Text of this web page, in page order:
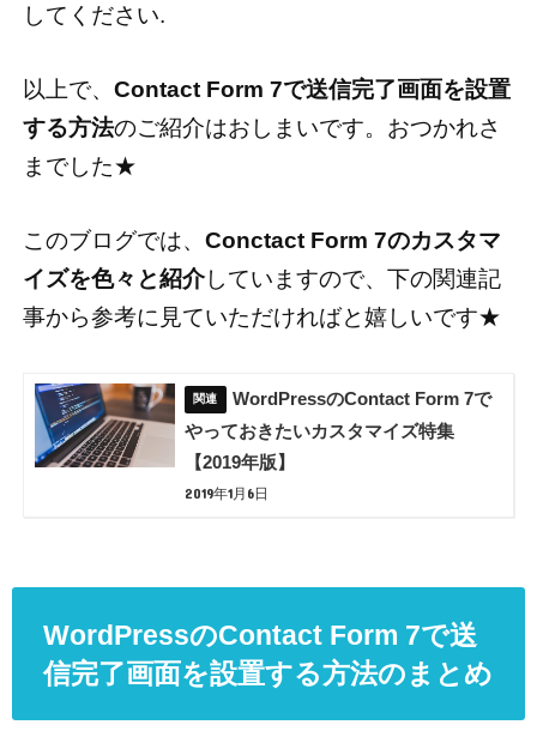
してください.
以上で、 Contact Form 7で送信完了画面を設置
する方法のご紹介はおしまいです。おつかれさ
までした★
このブログでは、 Conctact Form 7のカスタマ
イズを色々と紹介していますので、下の関連記
事から参考に見ていただければと嬉しいです★
WordPressのContact Form 7で
やっておきたいカスタマイズ特集
【2019年版】
2019年1月6日
WordPressのContact Form 7で送
信完了画面を設置する方法のまとめ